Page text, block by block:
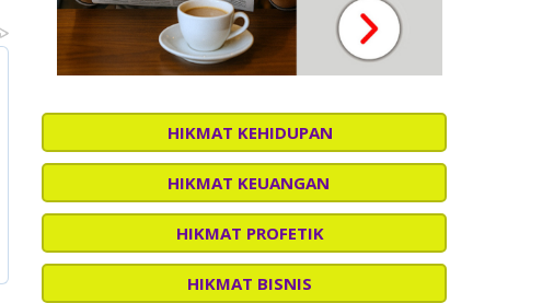
HIKMAT KEHIDUPAN
HIKMAT KEUANGAN
HIKMAT PROFETIK
HIKMAT BISNIS